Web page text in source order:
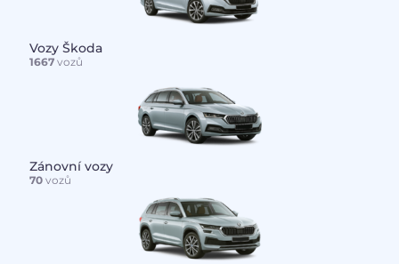
Vozy Škoda
1667vozů
Zánovní vozy
70vozů